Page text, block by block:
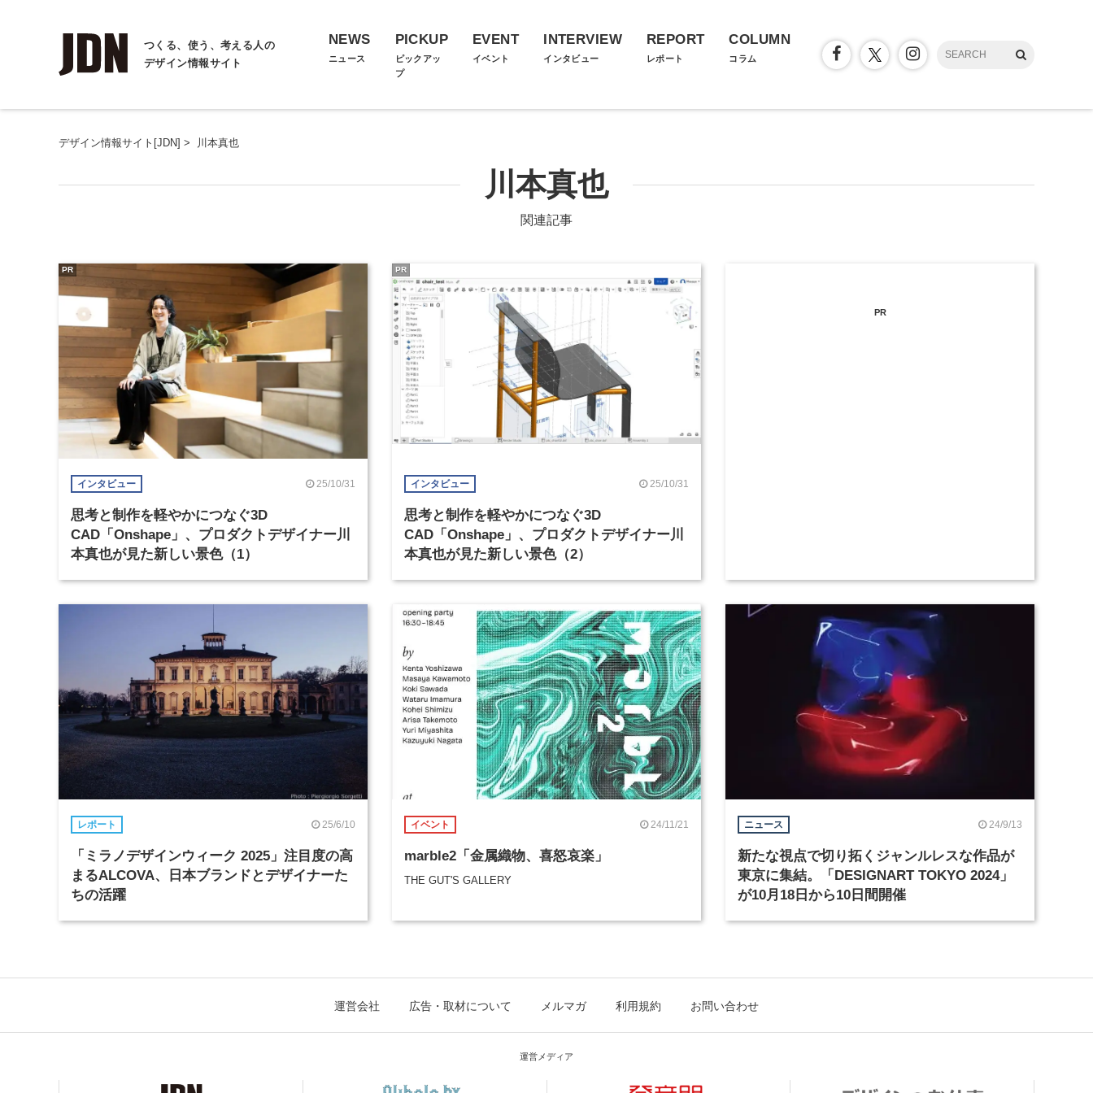
つくる、使う、考える人の
デザイン情報サイト
NEWS
ニュース
PICKUP
ピックアッ
プ
EVENT
イベント
INTERVIEW
インタビュー
REPORT
レポート
COLUMN
コラム
デザイン情報サイト[JDN] > 川本真也
川本真也
関連記事
インタビュー 25/10/31
思考と制作を軽やかにつなぐ3D
CAD「Onshape」、プロダクトデザイナー川
本真也が見た新しい景色（1）
PR
インタビュー 25/10/31
思考と制作を軽やかにつなぐ3D
CAD「Onshape」、プロダクトデザイナー川
本真也が見た新しい景色（2）
PR
PR
レポート 25/6/10
「ミラノデザインウィーク 2025」注目度の高
まるALCOVA、日本ブランドとデザイナーた
ちの活躍
イベント 24/11/21
marble2「金属織物、喜怒哀楽」
THE GUT'S GALLERY
ニュース 24/9/13
新たな視点で切り拓くジャンルレスな作品が
東京に集結。「DESIGNART TOKYO 2024」
が10月18日から10日間開催
運営会社 広告・取材について メルマガ 利用規約 お問い合わせ
運営メディア